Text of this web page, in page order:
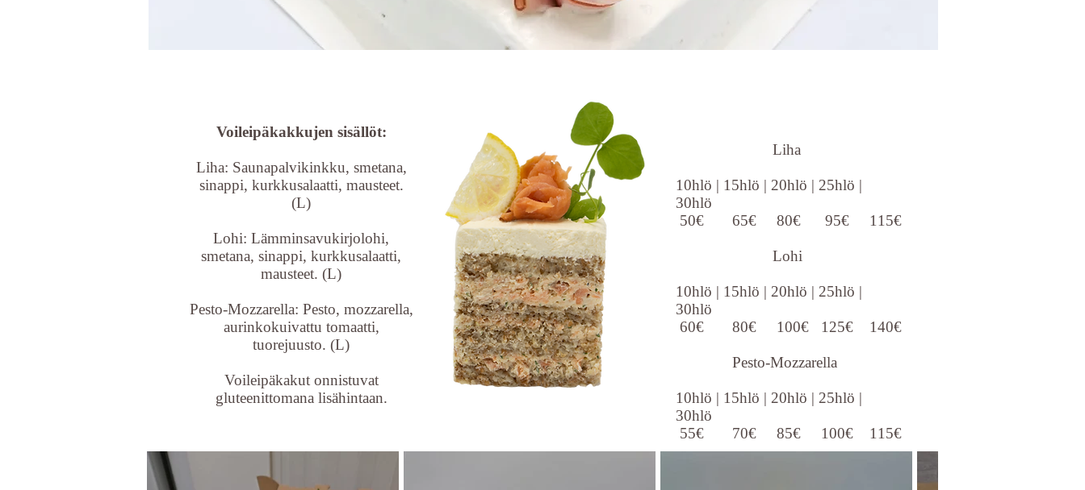
Voileipäkakkujen sisällöt:
Liha: Saunapalvikinkku, smetana,
sinappi, kurkkusalaatti, mausteet.
(L)
Lohi: Lämminsavukirjolohi,
smetana, sinappi, kurkkusalaatti,
mausteet. (L)
Pesto-Mozzarella: Pesto, mozzarella,
aurinkokuivattu tomaatti,
tuorejuusto. (L)
Voileipäkakut onnistuvat
gluteenittomana lisähintaan.
​ Liha
10hlö | 15hlö | 20hlö | 25hlö |
30hlö
50€ 65€ 80€ 95€ 115€
Lohi
10hlö | 15hlö | 20hlö | 25hlö |
30hlö
60€ 80€ 100€ 125€ 140€
Pesto-Mozzarella
10hlö | 15hlö | 20hlö | 25hlö |
30hlö
55€ 70€ 85€ 100€ 115€